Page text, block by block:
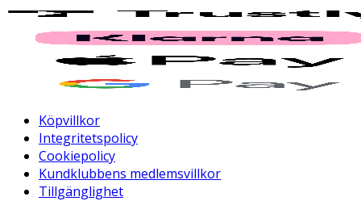
Köpvillkor
Integritetspolicy
Cookiepolicy
Kundklubbens medlemsvillkor
Tillgänglighet